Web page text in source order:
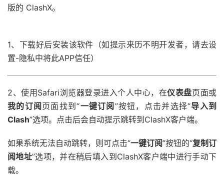
版的 ClashX。
1、下载好后安装该软件（如提示来历不明开发者，请去设
置-隐私中将此APP信任）
2、使用Safari浏览器登录进入个人中心，在仪表盘页面或
我的订阅 页面找到“一键订阅 ”按钮，点击并选择“导入到
Clash”选项。点击后会自动提示跳转到ClashX客户端。
如果系统无法自动跳转，则可点击“一键订阅”按钮的“复制订
阅地址”选项，并在稍后填入到ClashX客户端中进行手动下
载。